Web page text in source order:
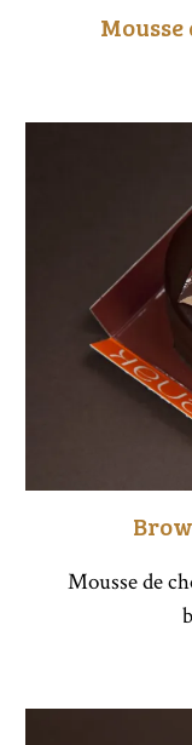
Mousse de